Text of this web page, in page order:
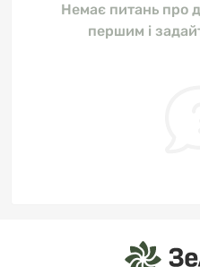
Немає питань про
першим і